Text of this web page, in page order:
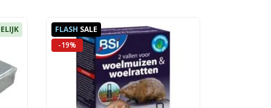
FLASH SALE
-19%